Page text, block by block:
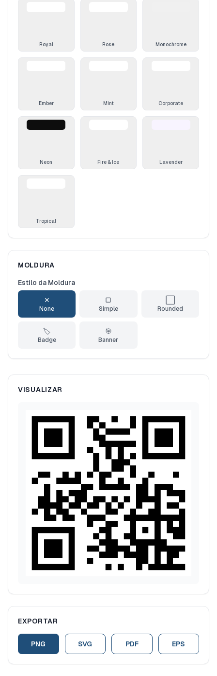
Royal Rose Monochrome
Ember Mint Corporate
Neon Fire & Ice Lavender
Tropical
MOLDURA
Estilo da Moldura
✕
None
▢
Simple Rounded
🏷️
Badge
🎯
Banner
VISUALIZAR
EXPORTAR
PNG SVG PDF EPS